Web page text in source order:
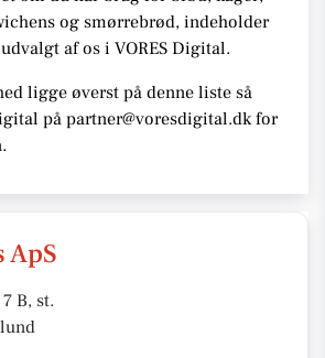
og smørrebrød, indeholder
af os i VORES Digital.
ligge øverst på denne liste så
på partner@voresdigital.dk for
ApS
B, st.